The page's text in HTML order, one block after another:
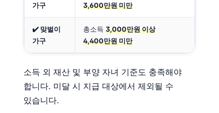
가구
3,600만원 미만
✔️ 맞벌이
가구
총소득 3,000만원 이상
4,400만원 미만
소득 외 재산 및 부양 자녀 기준도 충족해야
합니다. 미달 시 지급 대상에서 제외될 수
있습니다.